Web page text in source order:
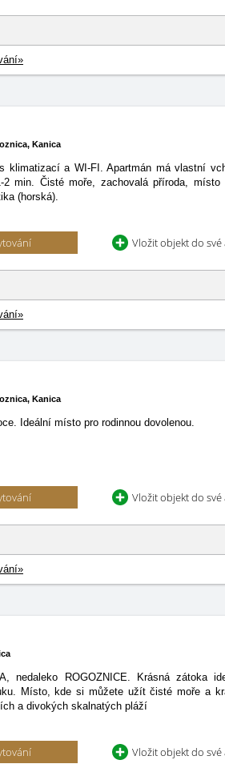
Kanica
klimatizací a WI-FI. Apartmán má vlastní
min. Čisté moře, zachovalá příroda,
(horská).
Vložit objekt do své
Kanica
Ideální místo pro rodinnou dovolenou.
Vložit objekt do své
nedaleko ROGOZNICE. Krásná zátoka
Místo, kde si můžete užít čisté moře a
a divokých skalnatých pláží
Vložit objekt do své